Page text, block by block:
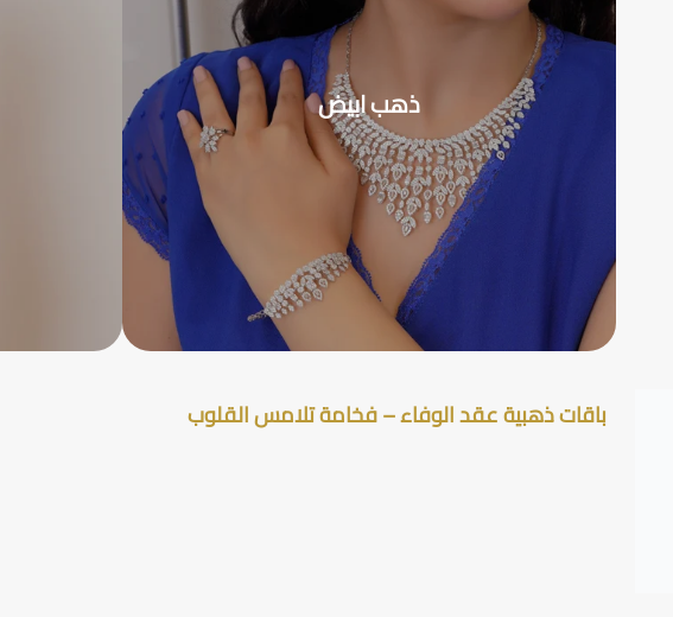
ذهب ابيض
باقات ذهبية عقد الوفاء – فخامة تلامس القلوب